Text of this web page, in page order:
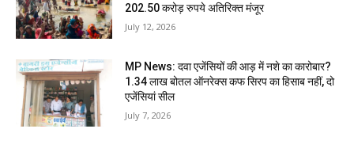
202.50 करोड़ रुपये अतिरिक्त मंजूर
July 12, 2026
MP News: दवा एजेंसियों की आड़ में नशे का कारोबार?
1.34 लाख बोतल ऑनरेक्स कफ सिरप का हिसाब नहीं, दो
एजेंसियां सील
July 7, 2026